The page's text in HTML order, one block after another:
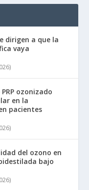
dirigen a que la
vaya
ozonizado
en la
pacientes
del ozono en
bajo